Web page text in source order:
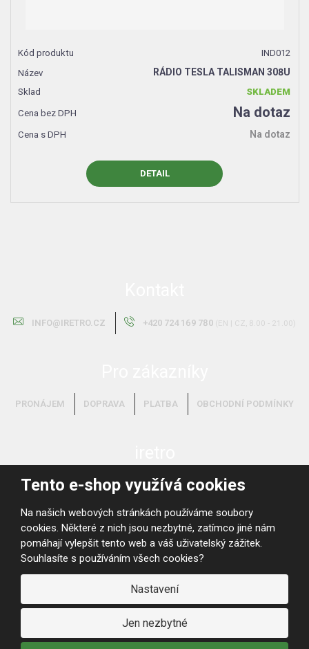
Tento e-shop využívá cookies
Na našich webových stránkách používáme soubory
cookies. Některé z nich jsou nezbytné, zatímco jiné nám
pomáhají vylepšit tento web a váš uživatelský zážitek.
Souhlasíte s používáním všech cookies?
Nastavení
Jen nezbytné
IND012
RÁDIO TESLA TALISMAN 308U
SKLADEM
Na dotaz
Na dotaz
DETAIL
INFO@IRETRO.CZ +420 724 169 780 (EN | CZ, 8.00 - 21.00)
PRONÁJEM DOPRAVA PLATBA OBCHODNÍ PODMÍNKY
O NÁS VYKUPUJEME!
© 2026, iRETRO
Mapa stránek
Michaela Šmídová, realizace: